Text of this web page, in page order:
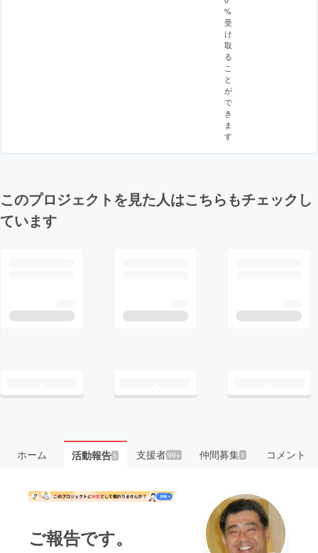
%
受
け
取
る
こ
と
が
で
き
ま
す
このプロジェクトを見た人はこちらもチェックし
ています
ホーム 活動報告5 支援者99+ 仲間募集 1 コメント
ご報告です。